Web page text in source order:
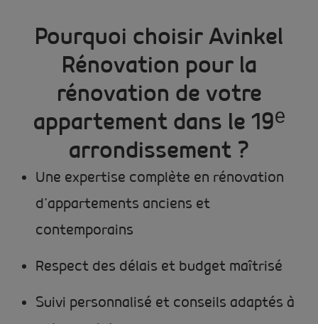
Pourquoi choisir Avinkel
Rénovation pour la
rénovation de votre
appartement dans le 19ᵉ
arrondissement ?
Une expertise complète en rénovation
d’appartements anciens et
contemporains
Respect des délais et budget maîtrisé
Suivi personnalisé et conseils adaptés à